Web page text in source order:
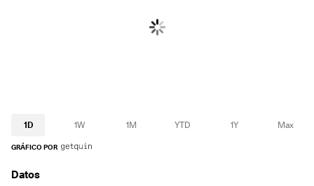
1D 1W 1M YTD 1Y Max
GRÁFICO POR
Datos